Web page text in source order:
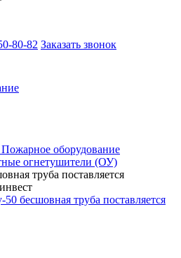
80-82 Заказать звонок
Пожарное оборудование
огнетушители (ОУ)
труба поставляется